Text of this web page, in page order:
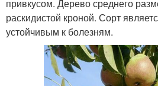
привкусом. Дерево среднего
раскидистой кроной. Сорт
устойчивым к болезням.